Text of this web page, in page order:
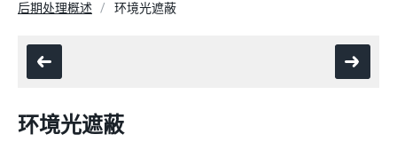
后期处理概述
环境光遮蔽
环境光遮蔽